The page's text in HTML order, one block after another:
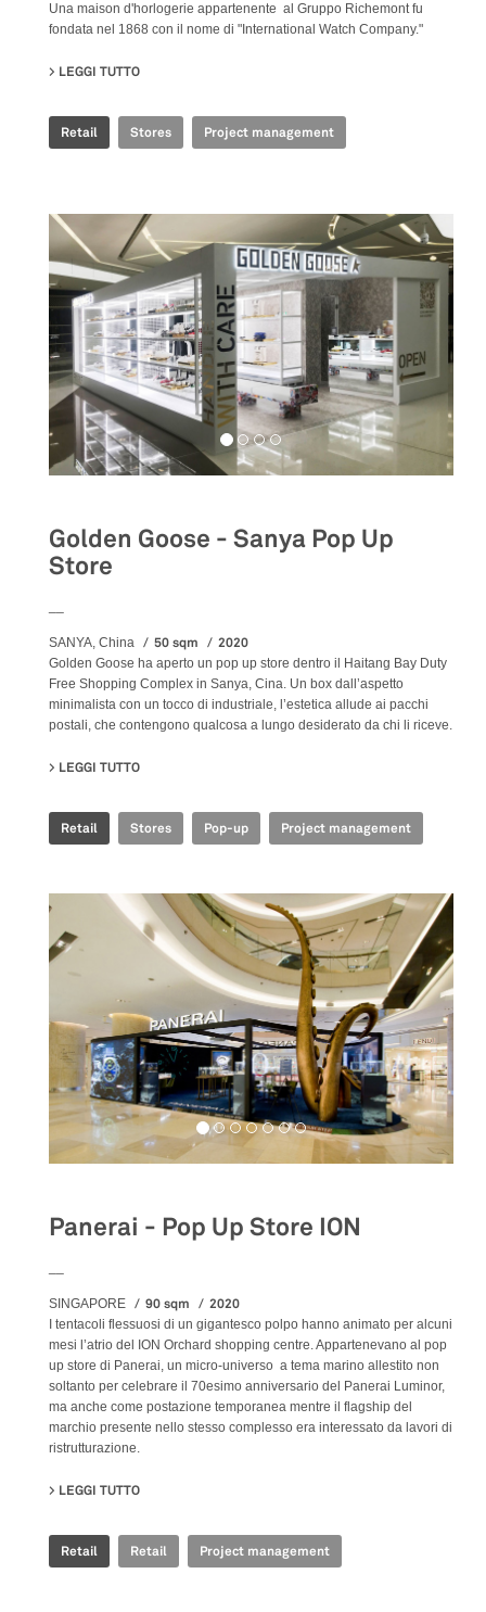
Una maison d'horlogerie appartenente al Gruppo Richemont fu
fondata nel 1868 con il nome di "International Watch Company."
LEGGI TUTTO
Retail Stores Project management
Golden Goose - Sanya Pop Up
Store
SANYA, China 50 sqm 2020
Golden Goose ha aperto un pop up store dentro il Haitang Bay Duty
Free Shopping Complex in Sanya, Cina. Un box dall’aspetto
minimalista con un tocco di industriale, l’estetica allude ai pacchi
postali, che contengono qualcosa a lungo desiderato da chi li riceve.
LEGGI TUTTO
Retail Stores Pop-up Project management
Panerai - Pop Up Store ION
SINGAPORE 90 sqm 2020
I tentacoli flessuosi di un gigantesco polpo hanno animato per alcuni
mesi l’atrio del ION Orchard shopping centre. Appartenevano al pop
up store di Panerai, un micro-universo a tema marino allestito non
soltanto per celebrare il 70esimo anniversario del Panerai Luminor,
ma anche come postazione temporanea mentre il flagship del
marchio presente nello stesso complesso era interessato da lavori di
ristrutturazione.
LEGGI TUTTO
Retail Retail Project management